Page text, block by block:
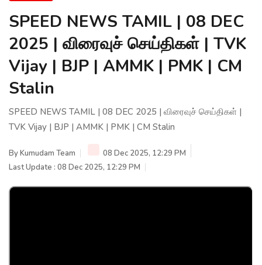
SPEED NEWS TAMIL | 08 DEC
2025 | விரைவுச் செய்திகள் | TVK
Vijay | BJP | AMMK | PMK | CM
Stalin
SPEED NEWS TAMIL | 08 DEC 2025 | விரைவுச் செய்திகள் |
TVK Vijay | BJP | AMMK | PMK | CM Stalin
ByKumudam Team
08 Dec 2025, 12:29 PM
Last Update : 08 Dec 2025, 12:29 PM